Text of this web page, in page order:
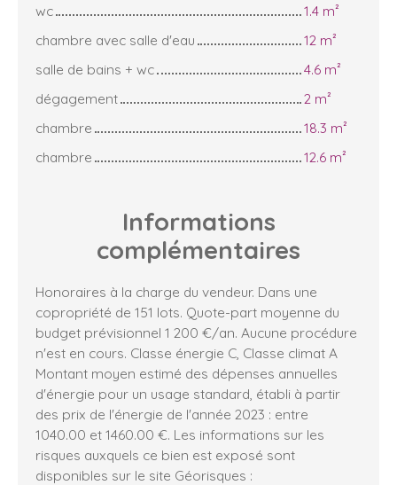
wc
1.4 m²
chambre avec salle d'eau
12 m²
salle de bains + wc
4.6 m²
dégagement
2 m²
chambre
18.3 m²
chambre
12.6 m²
Informations
complémentaires
Honoraires à la charge du vendeur. Dans une
copropriété de 151 lots. Quote-part moyenne du
budget prévisionnel 1 200 €/an. Aucune procédure
n'est en cours. Classe énergie C, Classe climat A
Montant moyen estimé des dépenses annuelles
d'énergie pour un usage standard, établi à partir
des prix de l'énergie de l'année 2023 : entre
1040.00 et 1460.00 €. Les informations sur les
risques auxquels ce bien est exposé sont
disponibles sur le site Géorisques :